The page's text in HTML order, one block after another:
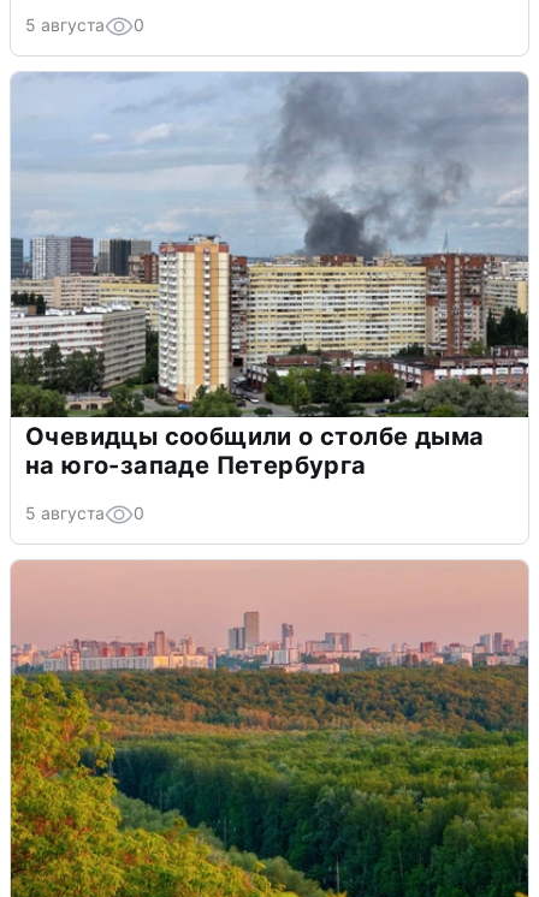
5 августа 0
Очевидцы сообщили о столбе дыма
на юго-западе Петербурга
5 августа 0